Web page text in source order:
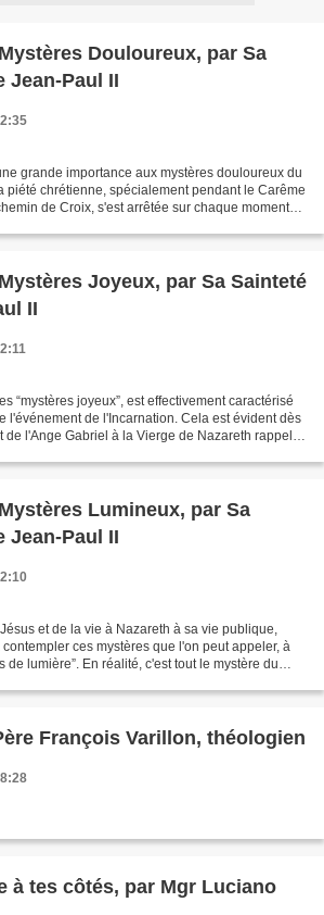
Douloureux, par Sa
Jean-Paul II
grande importance aux mystères douloureux du
piété chrétienne, spécialement pendant le Carême
de Croix, s'est arrêtée sur chaque moment
Joyeux, par Sa Sainteté
II
“mystères joyeux”, est effectivement caractérisé
l'événement de l'Incarnation. Cela est évident dès
de l'Ange Gabriel à la Vierge de Nazareth rappelle
Lumineux, par Sa
Jean-Paul II
et de la vie à Nazareth à sa vie publique,
ces mystères que l'on peut appeler, à
de lumière”. En réalité, c'est tout le mystère du
François Varillon, théologien
à tes côtés, par Mgr Luciano